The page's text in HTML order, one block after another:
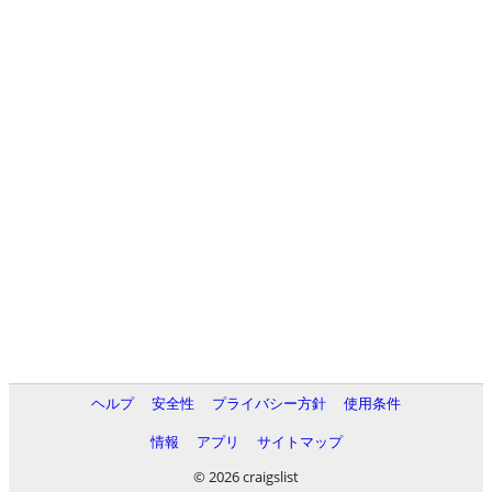
ヘルプ 安全性 プライバシー方針
使用条件
情報
アプリ
サイトマップ
© 2026 craigslist